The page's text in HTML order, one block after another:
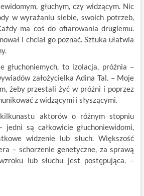
głuchym, czy widzącym. Nic
w wyrażaniu siebie, swoich potrzeb,
ma coś do ofiarowania drugiemu.
i chciał go poznać. Sztuka ułatwia
głuchoniemych, to izolacja, próżnia –
założycielka Adina Tal. – Moje
żeby przestali żyć w próżni i poprzez
z widzącymi i słyszącymi.
aktorów o różnym stopniu
jedni są całkowicie głuchoniewidomi,
widzenie lub słuch. Większość
– schorzenie genetyczne, za sprawą
lub słuchu jest postępująca. –